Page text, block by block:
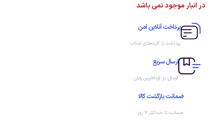
در انبار موجود نمی باشد
پرداخت آنلاین امن
پرداخت با کارت‌های شتاب
ارسال سریع
ارسال در کوتاه‌ترین زمان
ضمانت بازگشت کالا
ضمانت تا حداکثر ۷ روز